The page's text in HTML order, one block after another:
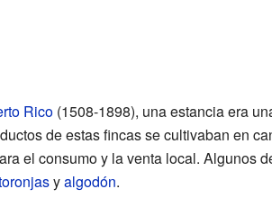
Rico(1508-1898), una estancia era
de estas fincas se cultivaban en
el consumo y la venta local. Algunos
yalgodón.